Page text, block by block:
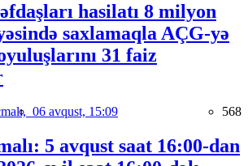
hasilatı 8 milyon
saxlamaqla AÇG-yə
31 faiz
06 avqust, 15:09 568
5 avqust saat 16:00-dan